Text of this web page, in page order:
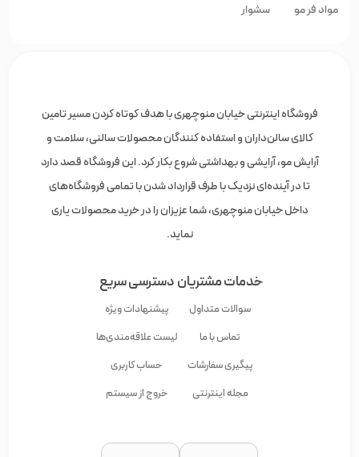
مواد فر مو
سشوار
فروشگاه اینترنتی خیابان منوچهری با هدف کوتاه کردن مسیر تامین
کالای سالن‌داران و استفاده کنندگان محصولات سالنی، سلامت و
آرایش مو، آرایشی و بهداشتی شروع بکار کرد. این فروشگاه قصد دارد
تا در آینده‌ای نزدیک با طرف قرارداد شدن با تمامی فروشگاه‌های
داخل خیابان منوچهری، شما عزیزان را در خرید محصولات یاری
نماید.
خدمات مشتریان
سوالات متداول
تماس با ما
پیگیری سفارشات
مجله اینترنتی
دسترسی سریع
پیشنهادات ویژه
لیست علاقه‌مندی‌ها
حساب کاربری
خروج از سیستم